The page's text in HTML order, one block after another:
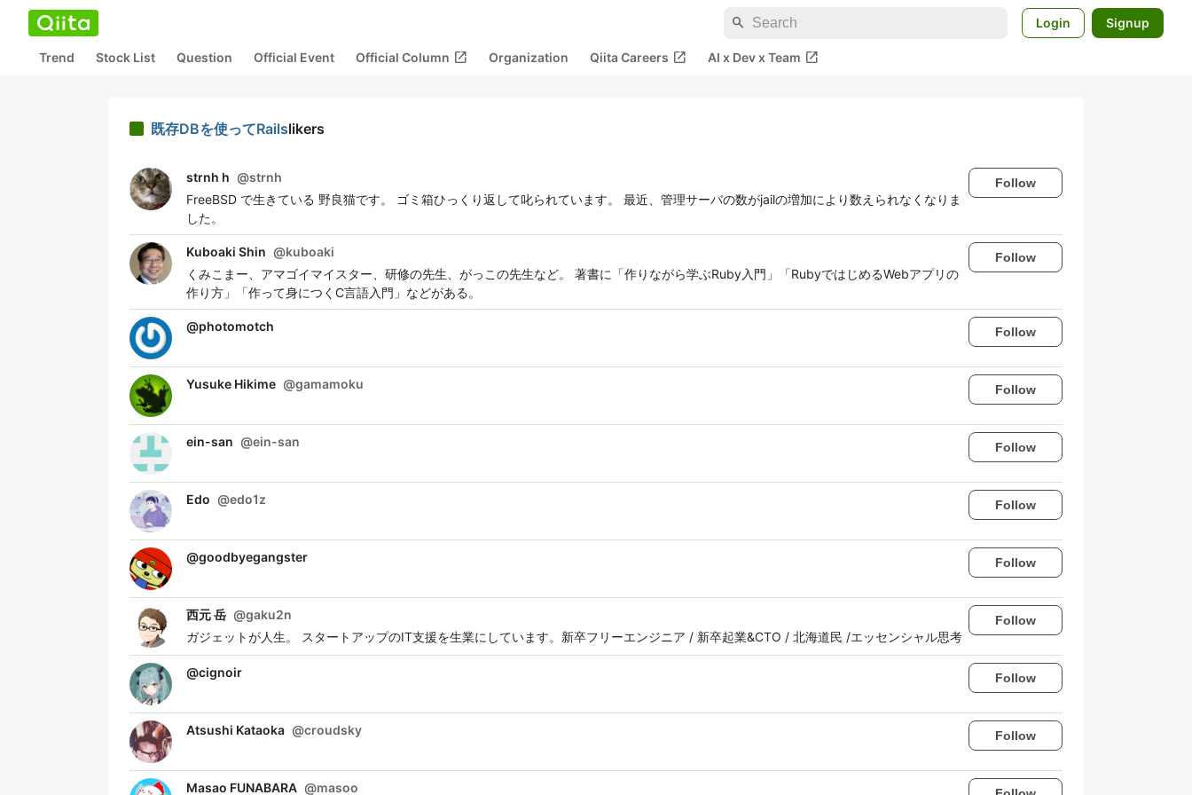
search Login Signup
Trend Stock List Question Official Event Official Column open_in_new Organization Qiita Careers open_in_new AI x Dev x Team open_in_new
既存DBを使ってRailslikers
strnh h @strnh
FreeBSD で生きている 野良猫です。 ゴミ箱ひっくり返して叱られています。 最近、管理サーバの数がjailの増加により数えられなくなりま
した。
Follow
Kuboaki Shin @kuboaki
くみこまー、アマゴイマイスター、研修の先生、がっこの先生など。 著書に「作りながら学ぶRuby入門」「RubyではじめるWebアプリの
作り方」「作って身につくC言語入門」などがある。
Follow
@photomotch Follow
Yusuke Hikime @gamamoku Follow
ein-san @ein-san Follow
Edo @edo1z Follow
@goodbyegangster Follow
西元 岳 @gaku2n
ガジェットが人生。 スタートアップのIT支援を生業にしています。新卒フリーエンジニア / 新卒起業&CTO / 北海道民 /エッセンシャル思考
Follow
@cignoir Follow
Atsushi Kataoka @croudsky Follow
Masao FUNABARA @masoo